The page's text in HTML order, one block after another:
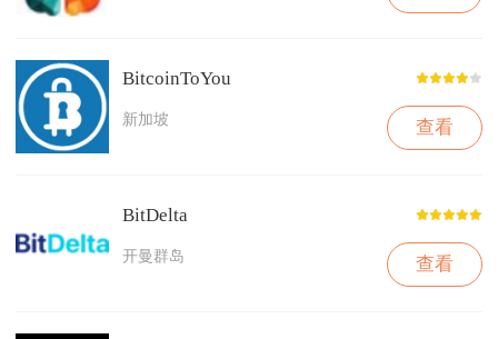
BitcoinToYou
新加坡 查看
BitDelta
开曼群岛 查看